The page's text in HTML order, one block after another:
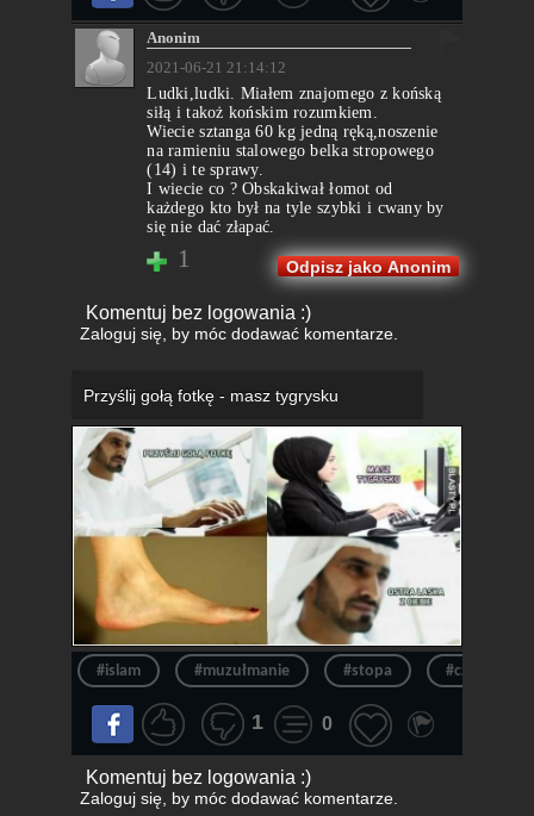
Anonim
2021-06-21 21:14:12
Ludki,ludki. Miałem znajomego z końską
siłą i takoż końskim rozumkiem.
Wiecie sztanga 60 kg jedną ręką,noszenie
na ramieniu stalowego belka stropowego
(14) i te sprawy.
I wiecie co ? Obskakiwał łomot od
każdego kto był na tyle szybki i cwany by
się nie dać złapać.
1 Odpisz jako Anonim
Komentuj bez logowania :)
Zaloguj się, by móc dodawać komentarze.
Przyślij gołą fotkę - masz tygrysku
#islam #muzułmanie #stopa #czarny
1 0
Komentuj bez logowania :)
Zaloguj się, by móc dodawać komentarze.